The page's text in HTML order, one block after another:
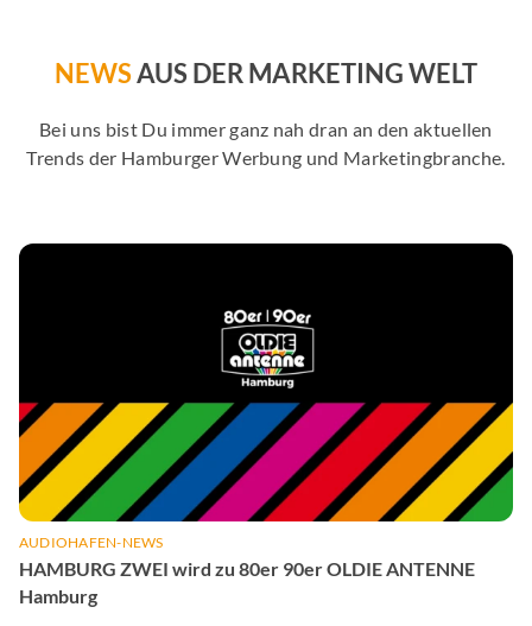
NEWSAUS DER MARKETING WELT
Bei uns bist Du immer ganz nah dran an den aktuellen
Trends der Hamburger Werbung und Marketingbranche.
AUDIOHAFEN-NEWS
HAMBURG ZWEI wird zu 80er 90er OLDIE ANTENNE
Hamburg